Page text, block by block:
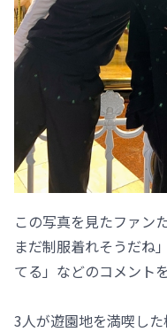
この写真を見たファン
まだ制服着れそうだね
てる」などのコメント
3人が遊園地を満喫し